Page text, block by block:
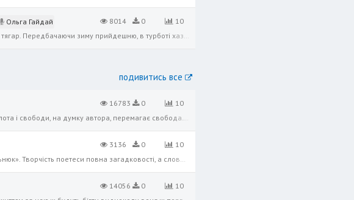
Ольга Гайдай 8014 0
10
Ось вона, молодість року! Природи лице оновилось; Радо підняв хлібороб звичної праці тягар. Передбачаючи зиму прийдешню, в турботі хазяйській, Саду пильнує свого, ниви свої засіва. Скажеш, щасливий оратай. Але щасливіший од нього,
подивитись все
16783 0
10
Для ліричного героя воля — найбільше багатство, найвища цінність. У про­тиставленні золота і свободи, на думку автора, перемагає свобода. Уособ­ленням вільної людини, яка змогла подарувати надію на волю українцям, є Б. Хмельницьки
3136 0
10
Галя Тельнюк — поетеса, співачка, драматургиня, учасниця вокального дуету «Сестри Тельнюк». Творчість поетеси повна загадковості, а словесні сплетіння все більше затягують у вир думок і роздумів.
14056 0
10